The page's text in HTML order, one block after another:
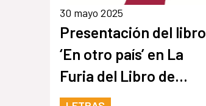
30 mayo 2025
Presentación del libro
‘En otro país’ en La
Furia del Libro de
invierno